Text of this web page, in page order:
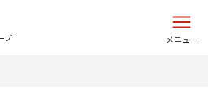
プ メニュー